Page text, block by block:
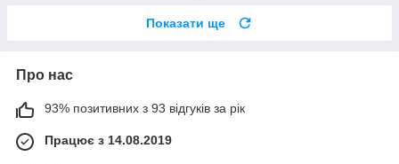
Показати ще
Про нас
93% позитивних з 93 відгуків за рік
Працює з 14.08.2019